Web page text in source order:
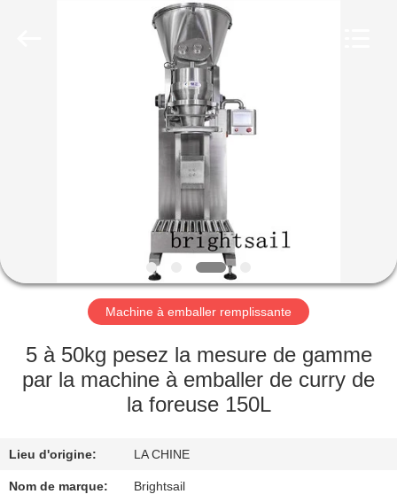
AU
SUJET
NOUS
L'USINE
Machine à emballer remplissante
5 à 50kg pesez la mesure de gamme
par la machine à emballer de curry de
la foreuse 150L
Lieu d'origine: LA CHINE
Nom de marque: Brightsail